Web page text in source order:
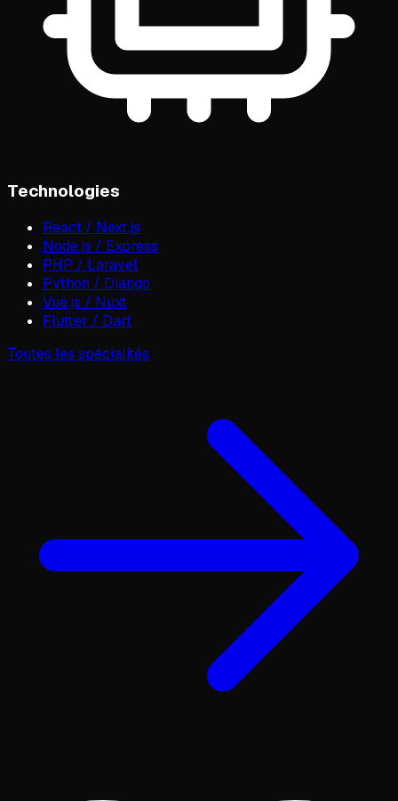
Technologies
React / Next.js
Node.js / Express
PHP / Laravel
Python / Django
Vue.js / Nuxt
Flutter / Dart
Toutes les spécialités